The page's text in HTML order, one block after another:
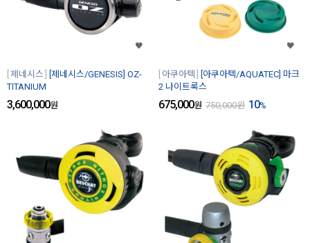
제네시스
[제네시스/GENESIS] OZ-
TITANIUM
3,600,000원
아쿠아텍
[아쿠아텍/AQUATEC] 마크
2 나이트록스
675,000원 750,000원 10%